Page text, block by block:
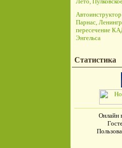
Парнас,
пересечение
Энгельса
Статистика
Онлайн